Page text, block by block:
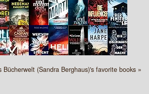
Bücherwelt (Sandra Berghaus)'s favorite books »